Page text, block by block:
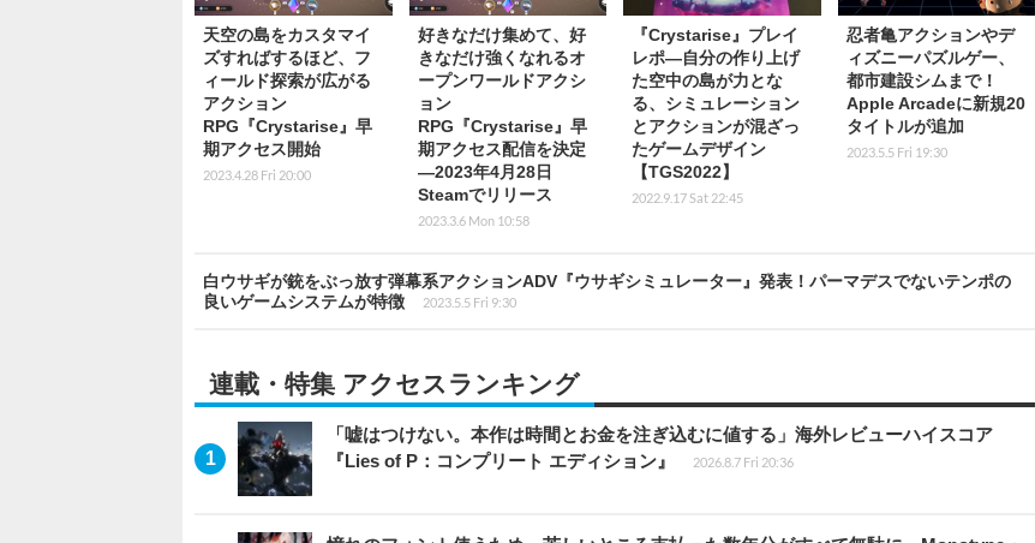
天空の島をカスタマイ
ズすればするほど、フ
ィールド探索が広がる
アクション
RPG『Crystarise』早
期アクセス開始
2023.4.28 Fri 20:00
好きなだけ集めて、好
きなだけ強くなれるオ
ープンワールドアクシ
ョン
RPG『Crystarise』早
期アクセス配信を決定
―2023年4月28日
Steamでリリース
2023.3.6 Mon 10:58
『Crystarise』プレイ
レポ―自分の作り上げ
た空中の島が力とな
る、シミュレーション
とアクションが混ざっ
たゲームデザイン
【TGS2022】
2022.9.17 Sat 22:45
忍者亀アクションやデ
ィズニーパズルゲー、
都市建設シムまで！
Apple Arcadeに新規20
タイトルが追加
2023.5.5 Fri 19:30
白ウサギが銃をぶっ放す弾幕系アクションADV『ウサギシミュレーター』発表！パーマデスでないテンポの
良いゲームシステムが特徴
2023.5.5 Fri 9:30
連載・特集 アクセスランキング
「嘘はつけない。本作は時間とお金を注ぎ込むに値する」海外レビューハイスコア
『Lies of P：コンプリート エディション』
2026.8.7 Fri 20:36